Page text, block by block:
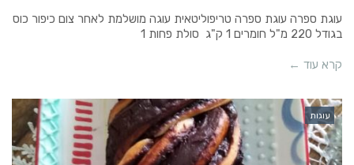
עוגת ספרה עוגת ספרה טריפוליטאית עוגה מושלמת לאחר צום כיפור כוס
בגודל 220 מ"ל חומרים 1 ק"ג סולת פחות 1
קרא עוד ←
עוגות